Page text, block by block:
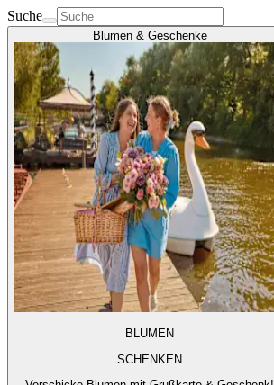
Suche
Blumen & Geschenke
BLUMEN
SCHENKEN